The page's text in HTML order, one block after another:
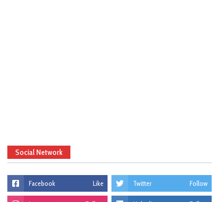
Social Network
Facebook Like Twitter Follow